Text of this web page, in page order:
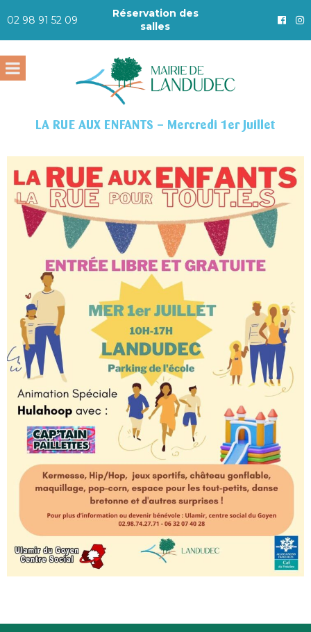
02 98 91 52 09
Réservation des
salles
LA RUE AUX ENFANTS – Mercredi 1er Juillet